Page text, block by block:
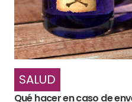
SALUD
Qué hacer en caso de